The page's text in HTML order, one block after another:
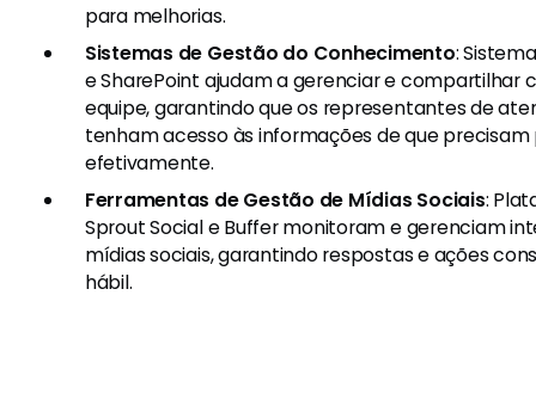
para melhorias.
Sistemas de Gestão do Conhecimento:
e SharePoint ajudam a gerenciar e compartilhar
equipe, garantindo que os representantes de
tenham acesso às informações de que
efetivamente.
Ferramentas de Gestão de Mídias Sociais:
Sprout Social e Buffer monitoram e gerenciam
mídias sociais, garantindo respostas e ações
hábil.